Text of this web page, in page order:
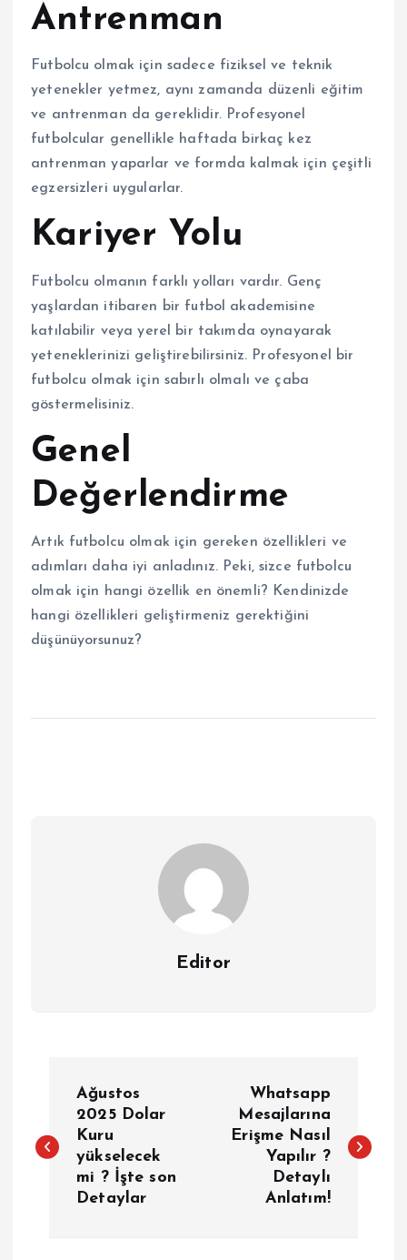
Antrenman
Futbolcu olmak için sadece fiziksel ve teknik
yetenekler yetmez, aynı zamanda düzenli eğitim
ve antrenman da gereklidir. Profesyonel
futbolcular genellikle haftada birkaç kez
antrenman yaparlar ve formda kalmak için çeşitli
egzersizleri uygularlar.
Kariyer Yolu
Futbolcu olmanın farklı yolları vardır. Genç
yaşlardan itibaren bir futbol akademisine
katılabilir veya yerel bir takımda oynayarak
yeteneklerinizi geliştirebilirsiniz. Profesyonel bir
futbolcu olmak için sabırlı olmalı ve çaba
göstermelisiniz.
Genel
Değerlendirme
Artık futbolcu olmak için gereken özellikleri ve
adımları daha iyi anladınız. Peki, sizce futbolcu
olmak için hangi özellik en önemli? Kendinizde
hangi özellikleri geliştirmeniz gerektiğini
düşünüyorsunuz?
Editor
z
Ağustos
2025 Dolar
Kuru
yükselecek
mi ? İşte son
Detaylar
Whatsapp
Mesajlarına
Erişme Nasıl
Yapılır ?
Detaylı
Anlatım!